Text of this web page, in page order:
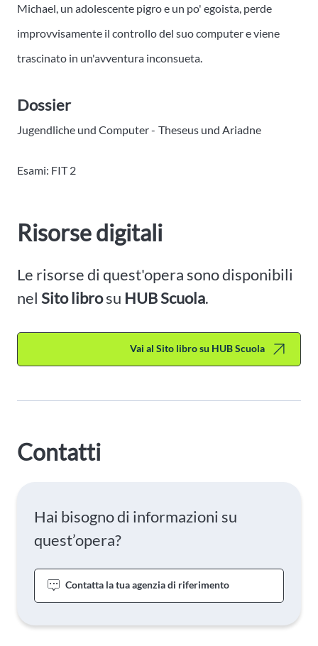
Michael, un adolescente pigro e un po' egoista, perde
improvvisamente il controllo del suo computer e viene
trascinato in un'avventura inconsueta.
Dossier
Jugendliche und Computer - Theseus und Ariadne
Esami: FIT 2
Risorse digitali
Le risorse di quest'opera sono disponibili
nel Sito librosu HUB Scuola.
Vai al Sito libro su HUB Scuola
Contatti
Hai bisogno di informazioni su
quest’opera?
Contatta la tua agenzia di riferimento